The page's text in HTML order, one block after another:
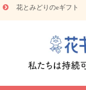
やみ・10000円～
花キュー
彩心理学」で選ぶ方法
転職祝いのマ
バイス
スタンド
花とみどりのeギフト